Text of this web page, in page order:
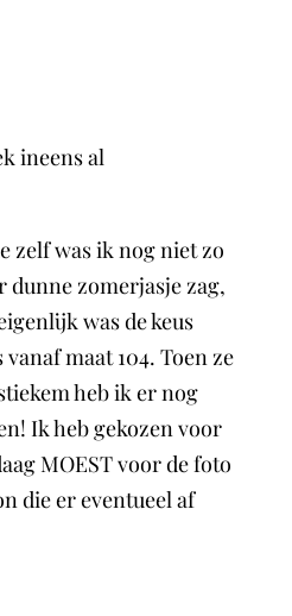
ineens al
zelf was ik nog niet zo
dunne zomerjasje zag,
was de keus
maat 104. Toen ze
heb ik er nog
Ik heb gekozen voor
MOEST voor de foto
die er eventueel af